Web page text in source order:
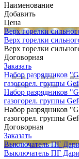
Наименование
Добавить
Цена
Верх горелки
Верх горелки
Верх горелки
Договорная
Заказать
Набор разрядников
газогорел. группы
Набор разрядников
газогорел. группы
Набор разрядников
газогорел. группы
Договорная
Заказать
Выключатель ПГ
Выключатель ПГ